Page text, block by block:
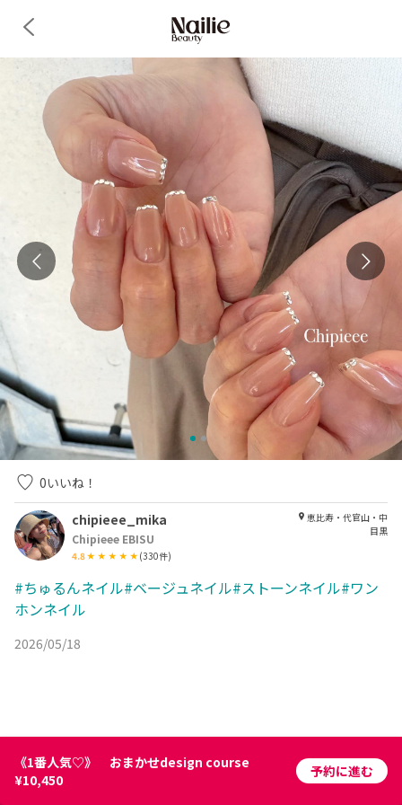
0いいね！
chipieee_mika
Chipieee EBISU
4.8 (330件)
恵比寿・代官山・中
目黒
#ちゅるんネイル#ベージュネイル#ストーンネイル#ワン
ホンネイル
2026/05/18
《1番人気♡》 おまかせdesign course
¥10,450
予約に進む